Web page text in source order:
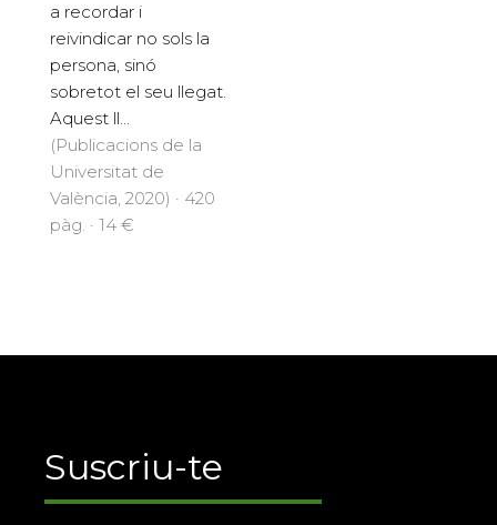
a recordar i
reivindicar no sols la
persona, sinó
sobretot el seu llegat.
Aquest ll...
(Publicacions de la
Universitat de
València, 2020) · 420
pàg. · 14 €
Suscriu-te